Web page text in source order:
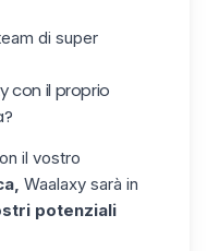
di super
con il proprio
il vostro
Waalaxy sarà in
potenziali